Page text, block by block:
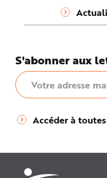
S'abonner aux
Accéder à